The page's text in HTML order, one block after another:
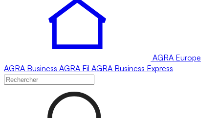
AGRA Europe
AGRA Business AGRA Fil AGRA Business Express